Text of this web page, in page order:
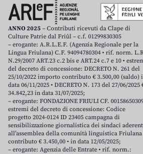
ANNO 2025 – Contributi ricevuti da Clape di
Culture Patrie dal Friûl – c.f. 01299830305
– erogante: A.R.L.E.F. (Agenzia Regionale per la
Lingua Friulana) C.F. 94094780304 • rif. norm.
N.29/2007 ART.23 c.2 bis e ART.24 c.7 e 10 •
del decreto di concessione: DECRETO N. 261 del
25/10/2022 importo contributo € 3.500,00 (saldo)
data 06/11/2025 • DECRETO N. 173 del 27/06/2025
34.842,23 in data 31/07/2025;
– erogante: FONDAZIONE FRIULI CF.
estremi del decreto di concessione: Codice
progetto 2024-0124 ID 23405 campagna di
sensibilizzazione giornalistica dei sindaci
all’assemblea della comunità linguistica Friulana
contributo € 3.450,00 • in data 12/05/2025;
– erogante: Agenzia delle Entrate • rif. norm.: